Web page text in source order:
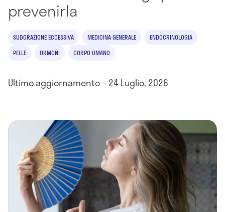
prevenirla
SUDORAZIONE ECCESSIVA MEDICINA GENERALE
ENDOCRINOLOGIA
PELLE
ORMONI CORPO UMANO
Ultimo aggiornamento – 24 Luglio, 2026